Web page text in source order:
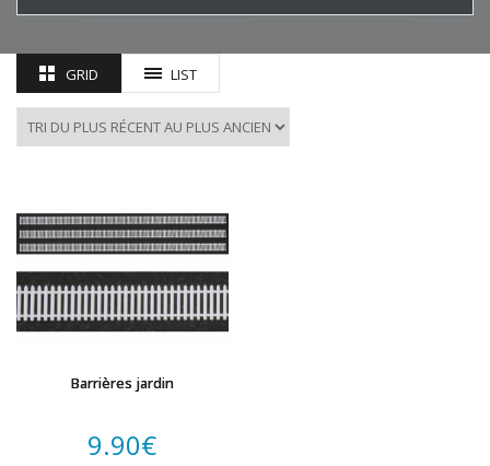
CLEOPATRE
DECAPOD
DISQUE ROUGE
FALLER
FLEISCHMANN
HAXO-3D
HEKI
HERKAT
ITALERI
KOLIBRI
GRID LIST
Barrières jardin
9.90€